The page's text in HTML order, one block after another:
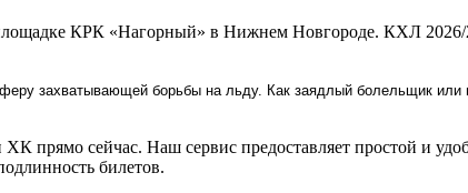
КРК «Нагорный» в Нижнем Новгороде. КХЛ
захватывающей борьбы на льду. Как заядлый болельщик или
сейчас. Наш сервис предоставляет простой и
билетов.